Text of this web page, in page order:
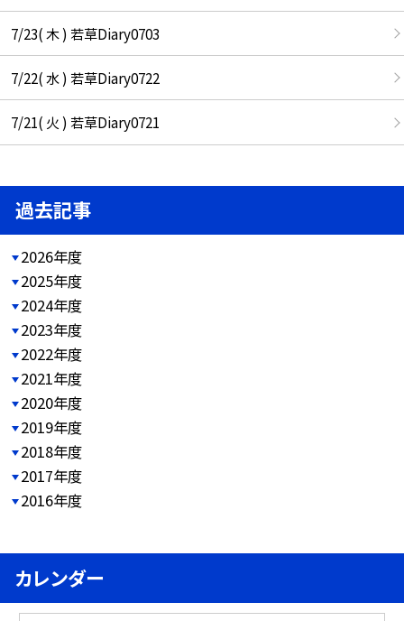
7/23( 木 ) 若草Diary0703
7/22( 水 ) 若草Diary0722
7/21( 火 ) 若草Diary0721
過去記事
2026年度
2025年度
2024年度
2023年度
2022年度
2021年度
2020年度
2019年度
2018年度
2017年度
2016年度
カレンダー